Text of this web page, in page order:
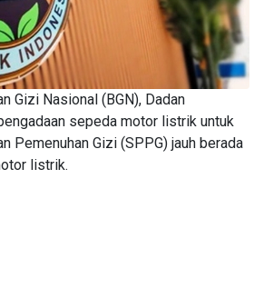
Gizi Nasional (BGN), Dadan
sepeda motor listrik untuk
Pemenuhan Gizi (SPPG) jauh berada
listrik.